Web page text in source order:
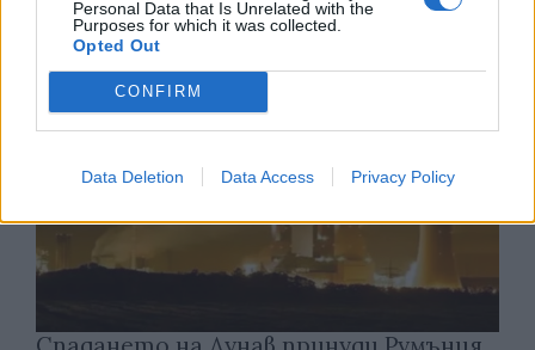
Personal Data that Is Unrelated with the
Purposes for which it was collected.
Opted Out
CONFIRM
Data Deletion Data Access Privacy Policy